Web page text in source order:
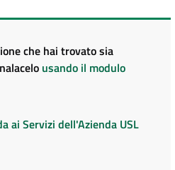
che hai trovato sia
usando il modulo
ai Servizi dell'Azienda USL